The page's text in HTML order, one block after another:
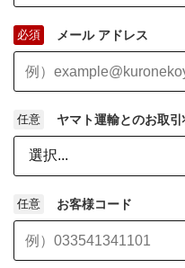
必須 メール アドレス
任意 ヤマト運輸とのお取
任意 お客様コード